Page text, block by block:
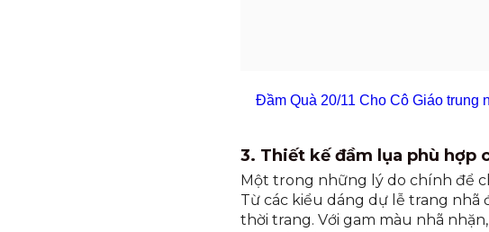
Đầm Quà 20/11 Cho Cô Giáo trung
3. Thiết kế đầm lụa phù hợp
Một trong những lý do chính để
Từ các kiểu dáng dự lễ trang nhã
thời trang. Với gam màu nhã